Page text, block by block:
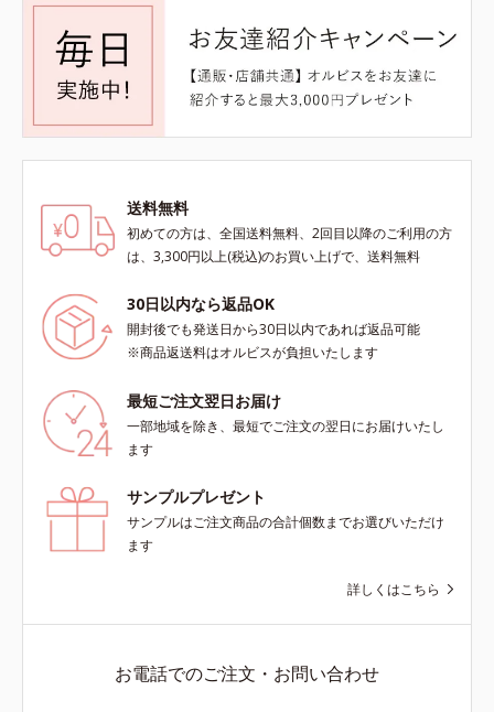
送料無料
初めての方は、全国送料無料、2回目以降のご利用の方
は、3,300円以上(税込)のお買い上げで、送料無料
30日以内なら返品OK
開封後でも発送日から30日以内であれば返品可能
※商品返送料はオルビスが負担いたします
最短ご注文翌日お届け
一部地域を除き、最短でご注文の翌日にお届けいたし
ます
サンプルプレゼント
サンプルはご注文商品の合計個数までお選びいただけ
ます
詳しくはこちら
お電話でのご注文・お問い合わせ